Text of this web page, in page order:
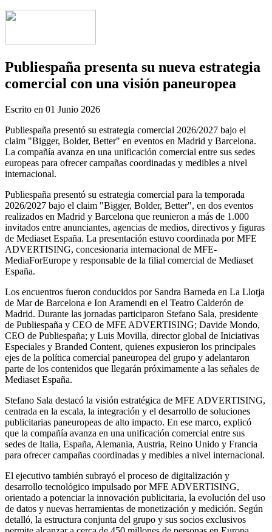
Publiespaña presenta su nueva estrategia
comercial con una visión paneuropea
Escrito en 01 Junio 2026
Publiespaña presentó su estrategia comercial 2026/2027 bajo el
claim "Bigger, Bolder, Better" en eventos en Madrid y Barcelona.
La compañía avanza en una unificación comercial entre sus sedes
europeas para ofrecer campañas coordinadas y medibles a nivel
internacional.
Publiespaña presentó su estrategia comercial para la temporada
2026/2027 bajo el claim "Bigger, Bolder, Better", en dos eventos
realizados en Madrid y Barcelona que reunieron a más de 1.000
invitados entre anunciantes, agencias de medios, directivos y figuras
de Mediaset España. La presentación estuvo coordinada por MFE
ADVERTISING, concesionaria internacional de MFE-
MediaForEurope y responsable de la filial comercial de Mediaset
España.
Los encuentros fueron conducidos por Sandra Barneda en La Llotja
de Mar de Barcelona e Ion Aramendi en el Teatro Calderón de
Madrid. Durante las jornadas participaron Stefano Sala, presidente
de Publiespaña y CEO de MFE ADVERTISING; Davide Mondo,
CEO de Publiespaña; y Luis Movilla, director global de Iniciativas
Especiales y Branded Content, quienes expusieron los principales
ejes de la política comercial paneuropea del grupo y adelantaron
parte de los contenidos que llegarán próximamente a las señales de
Mediaset España.
Stefano Sala destacó la visión estratégica de MFE ADVERTISING,
centrada en la escala, la integración y el desarrollo de soluciones
publicitarias paneuropeas de alto impacto. En ese marco, explicó
que la compañía avanza en una unificación comercial entre sus
sedes de Italia, España, Alemania, Austria, Reino Unido y Francia
para ofrecer campañas coordinadas y medibles a nivel internacional.
El ejecutivo también subrayó el proceso de digitalización y
desarrollo tecnológico impulsado por MFE ADVERTISING,
orientado a potenciar la innovación publicitaria, la evolución del uso
de datos y nuevas herramientas de monetización y medición. Según
detalló, la estructura conjunta del grupo y sus socios exclusivos